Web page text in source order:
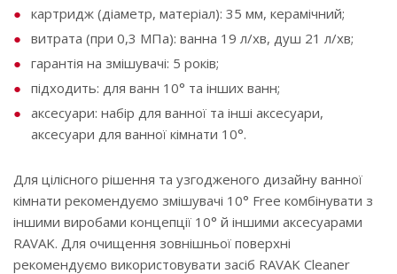
картридж (діаметр, матеріал): 35 мм, керамічний;
витрата (при 0,3 МПа): ванна 19 л/хв, душ 21 л/хв;
гарантія на змішувачі: 5 років;
підходить: для ванн 10° та інших ванн;
аксесуари: набір для ванної та інші аксесуари,
аксесуари для ванної кімнати 10°.
Для цілісного рішення та узгодженого дизайну ванної
кімнати рекомендуємо змішувачі 10° Free комбінувати з
іншими виробами концепції 10° й іншими аксесуарами
RAVAK. Для очищення зовнішньої поверхні
рекомендуємо використовувати засіб RAVAK Cleaner